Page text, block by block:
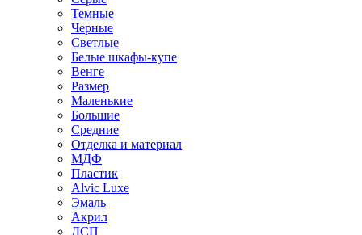
Темные
Черные
Светлые
Белые шкафы-купе
Венге
Размер
Маленькие
Большие
Средние
Отделка и материал
МДФ
Пластик
Alvic Luxe
Эмаль
Акрил
ДСП